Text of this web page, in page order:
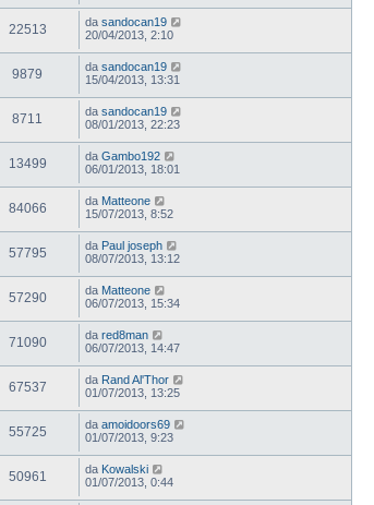
22513 da sandocan19
20/04/2013, 2:10
9879 da sandocan19
15/04/2013, 13:31
8711 da sandocan19
08/01/2013, 22:23
13499 da Gambo192
06/01/2013, 18:01
84066 da Matteone
15/07/2013, 8:52
57795 da Paul joseph
08/07/2013, 13:12
57290 da Matteone
06/07/2013, 15:34
71090 da red8man
06/07/2013, 14:47
67537 da Rand Al'Thor
01/07/2013, 13:25
55725 da amoidoors69
01/07/2013, 9:23
50961 da Kowalski
01/07/2013, 0:44